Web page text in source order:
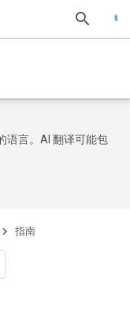
语言。AI 翻译可能包
指南